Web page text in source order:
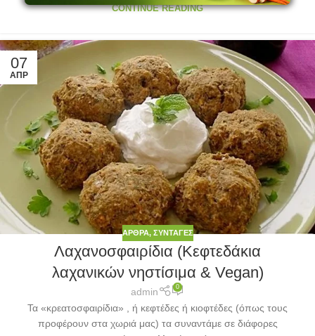
CONTINUE READING
07
ΑΠΡ
ΆΡΘΡΑ, ΣΥΝΤΑΓΈΣ
Λαχανοσφαιρίδια (Κεφτεδάκια
λαχανικών νηστίσιμα & Vegan)
admin 0
Τα «κρεατοσφαιρίδια» , ή κεφτέδες ή κιοφτέδες (όπως τους
προφέρουν στα χωριά μας) τα συναντάμε σε διάφορες